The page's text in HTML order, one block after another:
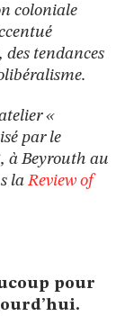
coloniale
tendances
«
par le
à Beyrouth au
la Review of
pour